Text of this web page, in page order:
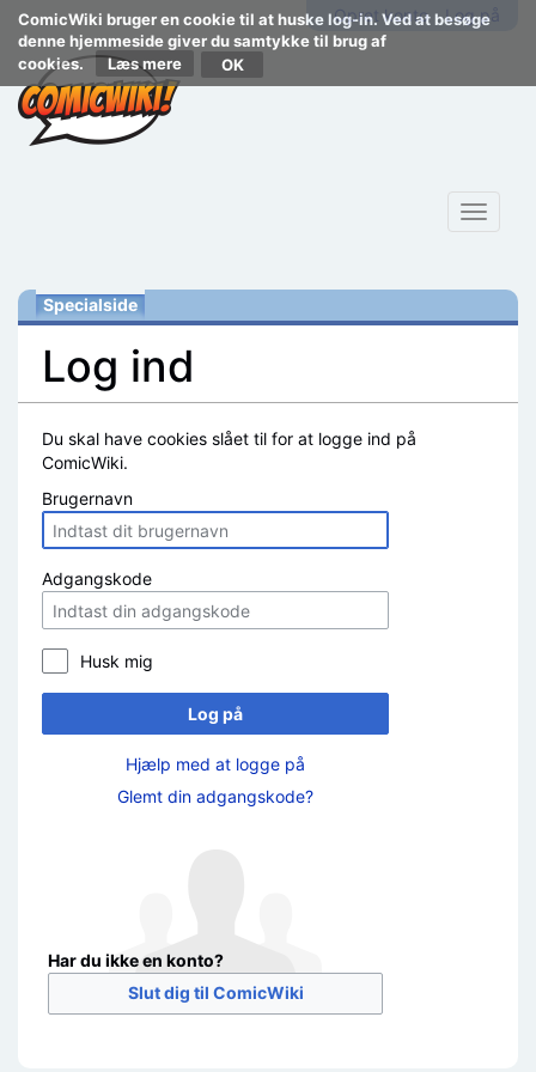
ComicWiki bruger en cookie til at huske log-in. Ved at besøge
denne hjemmeside giver du samtykke til brug af
cookies.
Læs mere
Opret konto Log på
Toggle
Specialside
Log ind
Du skal have cookies slået til for at logge ind på
ComicWiki.
Brugernavn
Adgangskode
Husk mig
Log på
Hjælp med at logge på
Glemt din adgangskode?
Har du ikke en konto?
Slut dig til ComicWiki